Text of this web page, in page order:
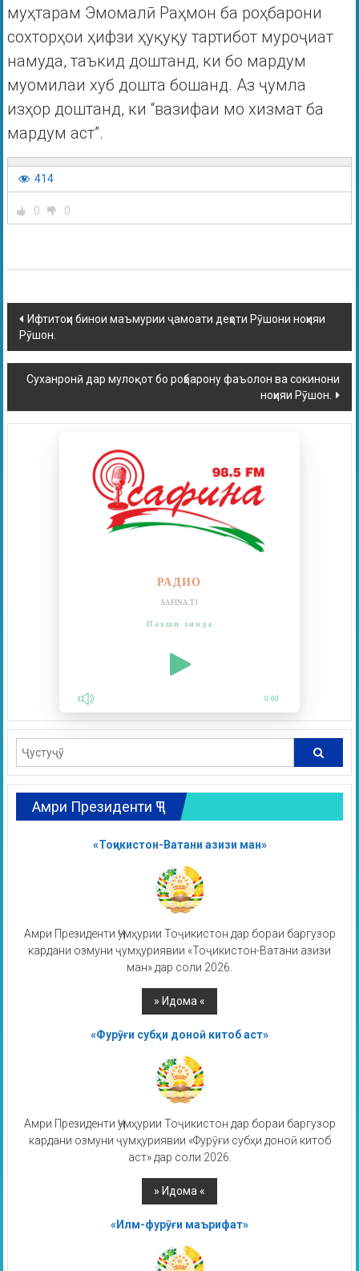
муҳтарам Эмомалӣ Раҳмон ба роҳбарони
сохторҳои ҳифзи ҳуқуқу тартибот муроҷиат
намуда, таъкид доштанд, ки бо мардум
муомилаи хуб дошта бошанд. Аз ҷумла
изҳор доштанд, ки “вазифаи мо хизмат ба
мардум аст”.
414
0 0
Ифтитоҳи бинои маъмурии ҷамоати деҳоти Рӯшони ноҳияи
Рӯшон.
Суханронӣ дар мулоқот бо роҳбарону фаъолон ва сокинони
ноҳияи Рӯшон.
РАДИО
SAFINA.TJ
Пахши зинда
0:00
Амри Президенти ҶТ
«Тоҷикистон-Ватани азизи ман»
Амри Президенти Ҷумҳурии Тоҷикистон дар бораи баргузор
кардани озмуни ҷумҳуриявии «Тоҷикистон-Ватани азизи
ман» дар соли 2026.
«Фурӯғи субҳи доноӣ китоб аст»
Амри Президенти Ҷумҳурии Тоҷикистон дар бораи баргузор
кардани озмуни ҷумҳуриявии «Фурӯғи субҳи доноӣ китоб
аст» дар соли 2026.
«Илм-фурӯғи маърифат»